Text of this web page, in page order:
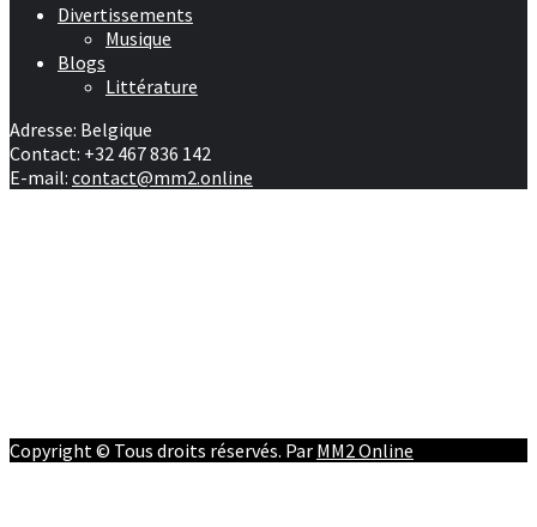
Divertissements
Musique
Blogs
Littérature
Adresse: Belgique
Contact: +32 467 836 142
E-mail: contact@mm2.online
Copyright © Tous droits réservés. Par MM2 Online